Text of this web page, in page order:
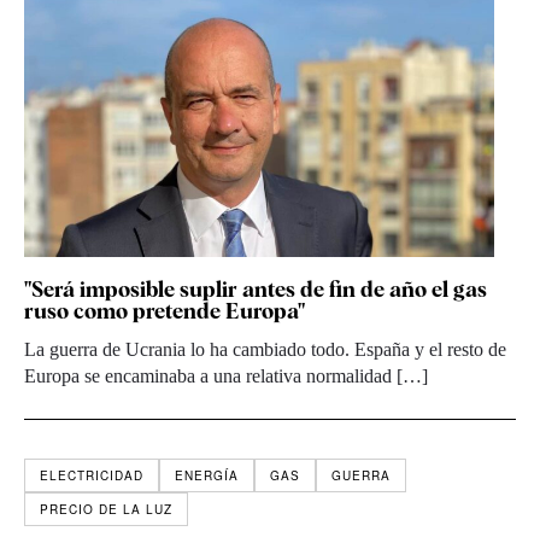
"Será imposible suplir antes de fin de año el gas
ruso como pretende Europa"
La guerra de Ucrania lo ha cambiado todo. España y el resto de
Europa se encaminaba a una relativa normalidad […]
ELECTRICIDAD ENERGÍA GAS
GUERRA
PRECIO DE LA LUZ